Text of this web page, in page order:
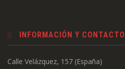
INFORMACIÓN Y CONTACTO
Calle Velázquez, 157 (España)